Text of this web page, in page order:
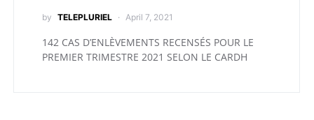
by TELEPLURIEL April 7, 2021
142 CAS D’ENLÈVEMENTS RECENSÉS POUR LE
PREMIER TRIMESTRE 2021 SELON LE CARDH